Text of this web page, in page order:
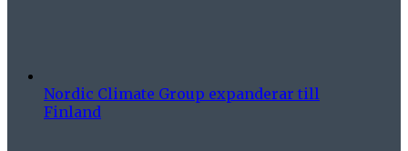
Nordic Climate Group expanderar till
Finland